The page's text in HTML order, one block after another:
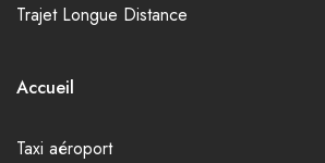
Trajet Longue Distance
Accueil
Taxi aéroport